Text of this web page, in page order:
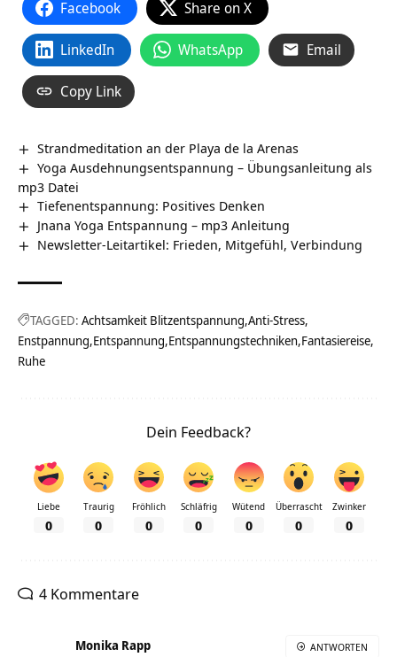
Facebook Share on X
LinkedIn WhatsApp Email
Copy Link
Strandmeditation an der Playa de la Arenas
Yoga Ausdehnungsentspannung – Übungsanleitung als
mp3 Datei
Tiefenentspannung: Positives Denken
Jnana Yoga Entspannung – mp3 Anleitung
Newsletter-Leitartikel: Frieden, Mitgefühl, Verbindung
TAGGED: Achtsamkeit Blitzentspannung Anti-Stress
Enstpannung Entspannung Entspannungstechniken Fantasiereise
Ruhe
Dein Feedback?
Liebe
0
Traurig
0
Fröhlich
0
Schläfrig
0
Wütend
0
Überrascht
0
Zwinker
0
4 Kommentare
Monika Rapp ANTWORTEN